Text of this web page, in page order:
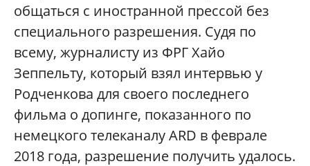
общаться с иностранной прессой без
специального разрешения. Судя по
всему, журналисту из ФРГ Хайо
Зеппельту, который взял интервью у
Родченкова для своего последнего
фильма о допинге, показанного по
немецкого телеканалу ARD в феврале
2018 года, разрешение получить удалось.